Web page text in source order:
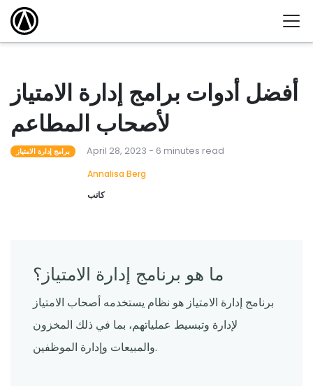
أفضل أدوات برامج إدارة الامتياز
لأصحاب المطاعم
برامج إدارة الامتياز
April 28, 2023 - 6 minutes read
Annalisa Berg
كاتب
ما هو برنامج إدارة الامتياز؟
برنامج إدارة الامتياز هو نظام يستخدمه أصحاب الامتياز
لإدارة وتبسيط عملياتهم، بما في ذلك المخزون
والمبيعات وإدارة الموظفين.